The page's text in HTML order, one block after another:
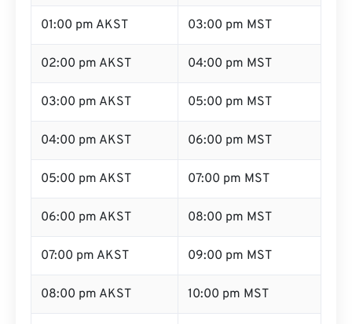
01:00 pm AKST 03:00 pm MST
02:00 pm AKST 04:00 pm MST
03:00 pm AKST 05:00 pm MST
04:00 pm AKST 06:00 pm MST
05:00 pm AKST 07:00 pm MST
06:00 pm AKST 08:00 pm MST
07:00 pm AKST 09:00 pm MST
08:00 pm AKST 10:00 pm MST